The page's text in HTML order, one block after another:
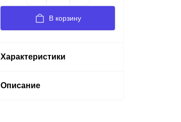
В корзину
Характеристики
Описание